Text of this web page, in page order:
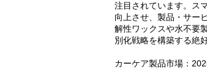
注目されています。ス
向上させ、製品・サー
解性ワックスや水不要
別化戦略を構築する絶
カーケア製品市場：